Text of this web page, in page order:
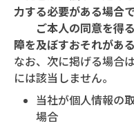
力する必要がある場合で
ご本人の同意を得る
障を及ぼすおそれがあ
なお、次に掲げる場合
には該当しません。
当社が個人情報の
場合